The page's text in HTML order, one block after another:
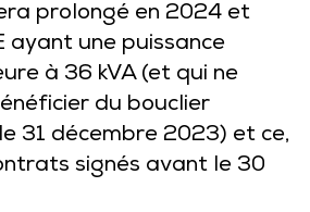
prolongé en 2024 et
ayant une puissance
à 36 kVA (et qui ne
du bouclier
31 décembre 2023) et ce,
signés avant le 30